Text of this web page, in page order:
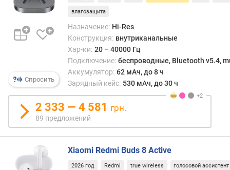
у
с
т
е
л
ь
н
о
с
ь
Спросить
влагозащита
Назначение: Hi-Res
Конструкция: внутриканальные
Хар-ки: 20 – 40000 Гц
Подключение: беспроводные, Bluetooth v5.4,
Аккумулятор: 62 мАч, до 8 ч
Зарядный кейс: 530 мАч, до 30 ч
2 333 — 4 581 грн.
89 предложений
Xiaomi Redmi Buds 8 Active
2026 год Redmi true wireless голосовой ассистент